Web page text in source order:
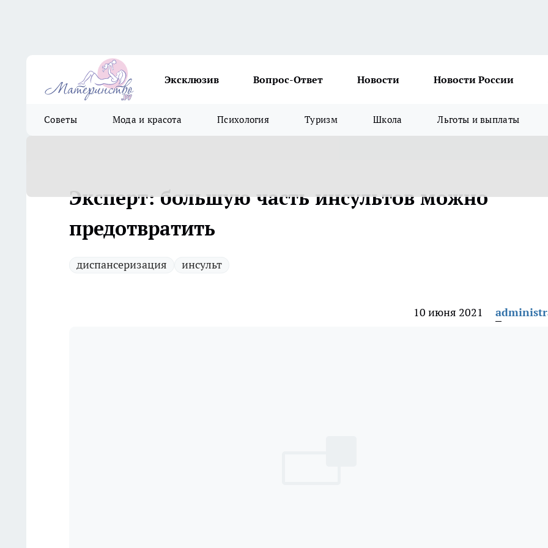
Эксклюзив Вопрос-Ответ Новости Новости России
Советы Мода и красота Психология Туризм Школа Льготы и выплаты
Эксперт: большую часть инсультов можно
предотвратить
диспансеризация инсульт
10 июня 2021